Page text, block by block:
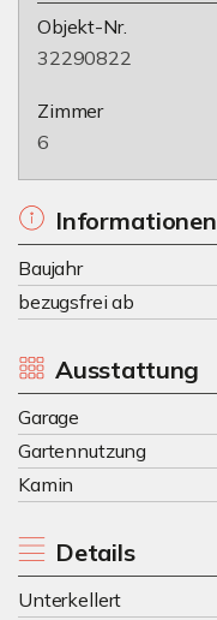
Objekt-Nr.
32290822
Zimmer
6
Informationen
Baujahr
bezugsfrei ab
Ausstattung
Garage
Gartennutzung
Kamin
Details
Unterkellert